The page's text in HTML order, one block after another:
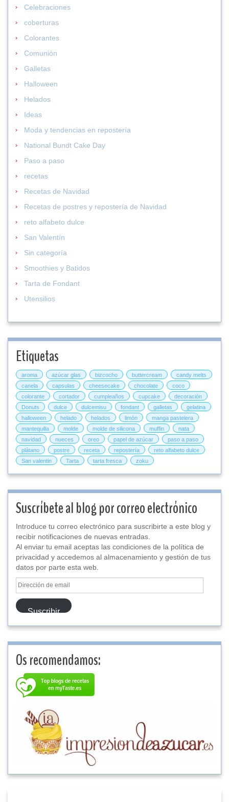
Celebraciones
coberturas
Colorantes
Comunión
Galletas
Halloween
Helados
Ideas
Moda y tendencias en repostería
National Bundt Cake Day
Paso a paso
recetas
Recetas de Navidad
Recetas de postres y repostería de Navidad
reto alfabeto dulce
San Valentín
Sin categoría
Smoothies y Batidos
Tarta de Fondant
Utensilios
Etiquetas
aroma azúcar glas bizcocho buttercream
candy melts
canela
capsulas cheesecake chocolate
coco
colorante
cortador cumpleaños cupcake
decoración
Donuts
dulce dulcemisu fondant galletas
gelatina
halloween
helado helados limón
manga pastelera
mantequilla
molde molde de silicona muffin
nata
navidad
nueces oreo papel de azúcar
paso a paso
plátano
postre receta repostería
reto alfabeto dulce
San valentin
Tarta tarta fresca zoku
Suscríbete al blog por correo electrónico
Introduce tu correo electrónico para suscribirte a este blog y
recibir notificaciones de nuevas entradas.
Al enviar tu email aceptas las condiciones de la política de
privacidad y accedemos al almacenamiento y gestión de tus
datos por parte esta web.
Dirección
de
email
Suscribir
Os recomendamos: